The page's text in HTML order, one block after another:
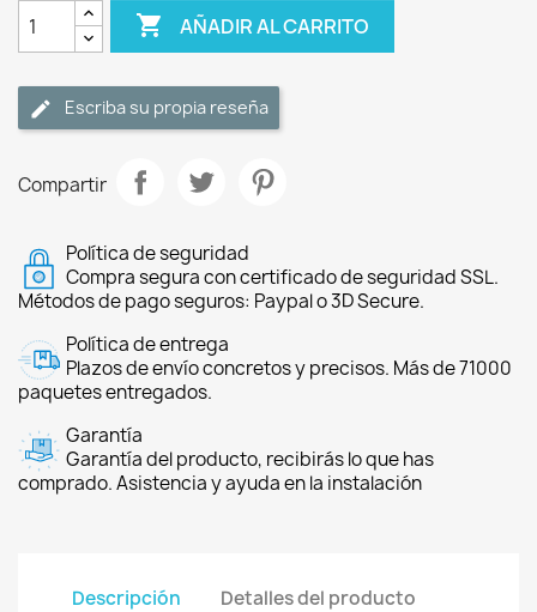
 AÑADIR AL CARRITO
Escriba su propia reseña
Compartir
Política de seguridad
Compra segura con certificado de seguridad SSL.
Métodos de pago seguros: Paypal o 3D Secure.
Política de entrega
Plazos de envío concretos y precisos. Más de 71000
paquetes entregados.
Garantía
Garantía del producto, recibirás lo que has
comprado. Asistencia y ayuda en la instalación
Descripción Detalles del producto